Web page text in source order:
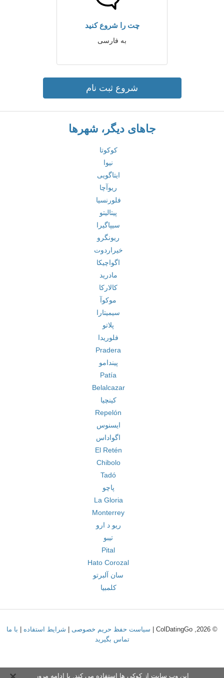
چت را شروع کنید
به فارسی
شروع ثبت نام
جاهای دیگر، شهرها
کوکوتا
نیوا
ایتاگویی
ریوآچا
فلورنسیا
پیتالیتو
سیپاگیرا
ریونگرو
خیراردوت
اگواچیکا
مادرید
کالارکا
موکوآ
سیمیتارا
پلاتو
فلوریدا
Pradera
پیندامو
Patía
Belalcazar
کینچیا
Repelón
ایسنوس
اگواداس
El Retén
Chibolo
Tadó
پاچو
La Gloria
Monterrey
ریو د ارو
تیبو
Pital
Hato Corozal
سان آلبرتو
کلمبیا
© 2026, ColDatingGo | سیاست حفظ حریم خصوصی شرایط استفاده
با ما
تماس بگیرید
این وب سایت از کوکی ها استفاده می کند. با ادامه مرور